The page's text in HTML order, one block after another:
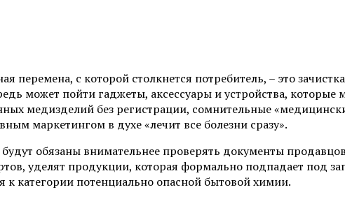
перемена, с которой столкнется потребитель, – это
может пойти гаджеты, аксессуары и устройства, которые
медизделий без регистрации, сомнительные
маркетингом в духе «лечит все болезни сразу».
обязаны внимательнее проверять документы
уделят продукции, которая формально подпадает под
категории потенциально опасной бытовой химии.